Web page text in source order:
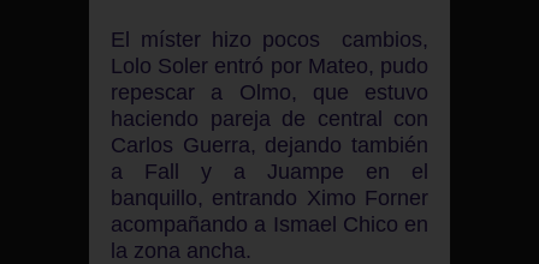
El míster hizo pocos cambios,
Lolo Soler entró por Mateo, pudo
repescar a Olmo, que estuvo
haciendo pareja de central con
Carlos Guerra, dejando también
a Fall y a Juampe en el
banquillo, entrando Ximo Forner
acompañando a Ismael Chico en
la zona ancha.